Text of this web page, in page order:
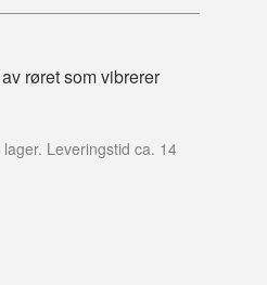
røret som vibrerer
lager. Leveringstid ca. 14